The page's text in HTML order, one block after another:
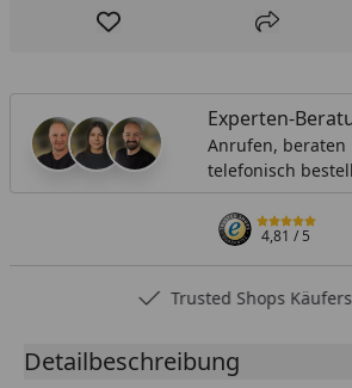
Produkt zur Wunschliste
Teilen
Experten-
Anrufen, beraten
telefonisch
4,81/ 5
Trusted Shops
Detailbeschreibung